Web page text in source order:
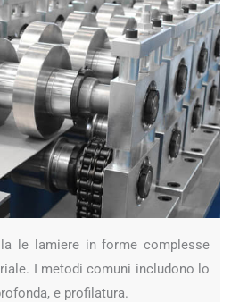
le lamiere in forme complesse
I metodi comuni includono lo
e profilatura.